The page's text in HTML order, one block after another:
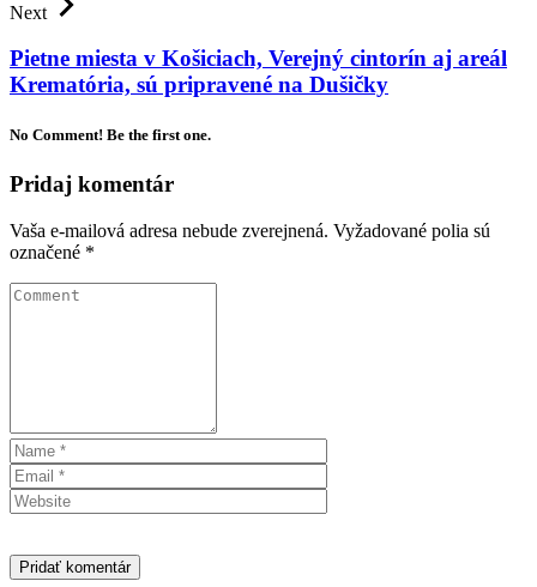
Next
Pietne miesta v Košiciach, Verejný cintorín aj areál
Krematória, sú pripravené na Dušičky
No Comment! Be the first one.
Pridaj komentár
Vaša e-mailová adresa nebude zverejnená. Vyžadované polia sú
označené *